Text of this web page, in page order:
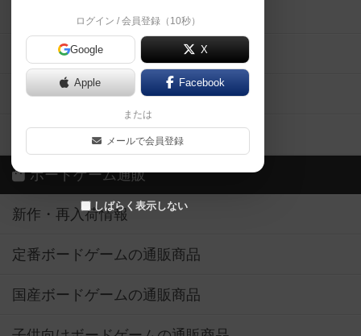
ログイン / 会員登録（10秒）
Google X
Apple Facebook
または
メールで会員登録
しばらく表示しない
掲示板・トピックス
ボドとも・会員一覧
ボードゲーム業界コラム
ボドゲーマご利用案内
ボードゲーム通販
新作・再入荷情報
定番ボードゲームの通販商品
国産ボードゲームの通販商品